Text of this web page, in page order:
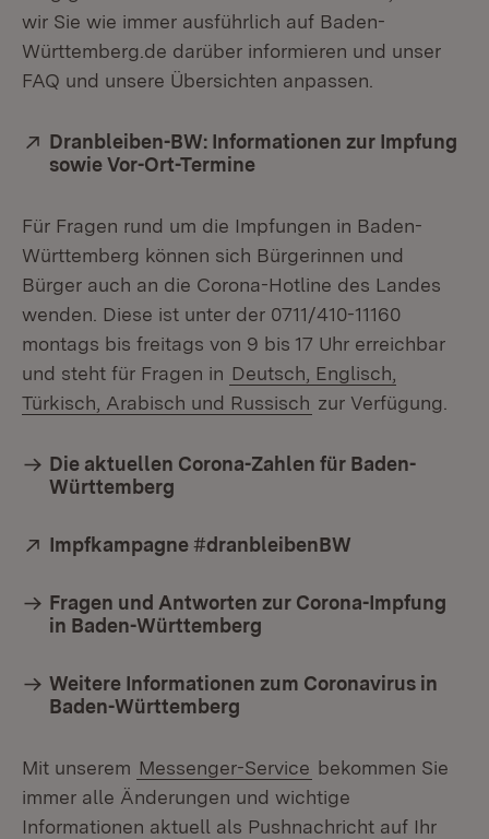
wir Sie wie immer ausführlich auf Baden-
Württemberg.de darüber informieren und unser
FAQ und unsere Übersichten anpassen.
Extern:
Dranbleiben-BW: Informationen zur Impfung
sowie Vor-Ort-Termine
Für Fragen rund um die Impfungen in Baden-
Württemberg können sich Bürgerinnen und
Bürger auch an die Corona-Hotline des Landes
wenden. Diese ist unter der 0711/410-11160
montags bis freitags von 9 bis 17 Uhr erreichbar
und steht für Fragen in Deutsch, Englisch,
Türkisch, Arabisch und Russisch zur Verfügung.
Die aktuellen Corona-Zahlen für Baden-
Württemberg
Extern:
Impfkampagne #dranbleibenBW
Fragen und Antworten zur Corona-Impfung
in Baden-Württemberg
Weitere Informationen zum Coronavirus in
Baden-Württemberg
Mit unserem Messenger-Service bekommen Sie
immer alle Änderungen und wichtige
Informationen aktuell als Pushnachricht auf Ihr